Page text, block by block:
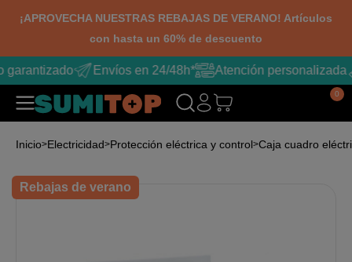
¡APROVECHA NUESTRAS REBAJAS DE VERANO! Artículos
con hasta un 60% de descuento
garantizado Envíos en 24/48h* Atención personalizada
0
Inicio Electricidad Protección eléctrica y control Caja cuadro
Rebajas de verano